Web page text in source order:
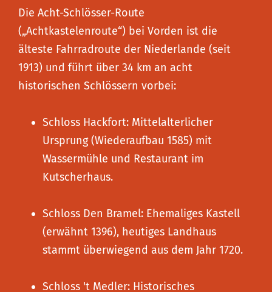
Die Acht-Schlösser-Route
(„Achtkastelenroute“) bei Vorden ist die
älteste Fahrradroute der Niederlande (seit
1913) und führt über 34 km an acht
historischen Schlössern vorbei:
Schloss Hackfort: Mittelalterlicher
Ursprung (Wiederaufbau 1585) mit
Wassermühle und Restaurant im
Kutscherhaus.
Schloss Den Bramel: Ehemaliges Kastell
(erwähnt 1396), heutiges Landhaus
stammt überwiegend aus dem Jahr 1720.
Schloss 't Medler: Historisches